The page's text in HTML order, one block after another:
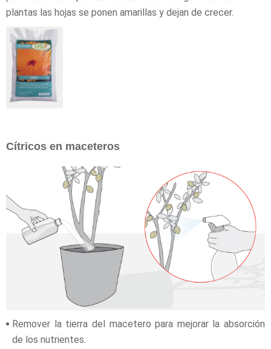
plantas las hojas se ponen amarillas y dejan de crecer.
Cítricos en maceteros
Remover la tierra del macetero para mejorar la absorción
de los nutrientes.